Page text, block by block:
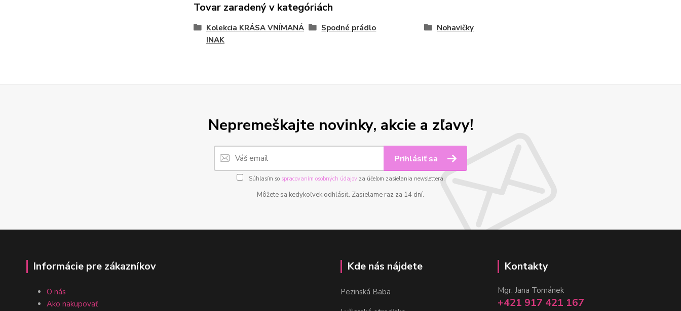
Tovar zaradený v kategóriách
Kolekcia KRÁSA VNÍMANÁ
INAK
Spodné prádlo Nohavičky
Nepremeškajte novinky, akcie a zľavy!
Prihlásiť sa
Súhlasím so spracovaním osobných údajovza účelom zasielania newslettera.
Môžete sa kedykoľvek odhlásiť. Zasielame raz za 14 dní.
Informácie pre zákazníkov
O nás
Ako nakupovať
Kde nás nájdete
Pezinská Baba
Kontakty
Mgr. Jana Tománek
+421 917 421 167